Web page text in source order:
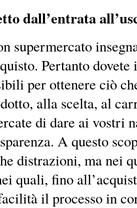
dall’entrata
supermercato
Pertanto
per ottenere ciò
alla scelta, al
di dare ai vostri
A questo
distrazioni, ma nei
quali, fino
il processo in